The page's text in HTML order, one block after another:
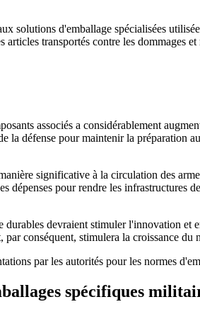
solutions d'emballage spécialisées
transportés contre les dommages
associés a considérablement
la défense pour maintenir la préparation
significative à la circulation des
dépenses pour rendre les
devraient stimuler l'innovation
conséquent, stimulera la croissance du
par les autorités pour les normes
spécifiques